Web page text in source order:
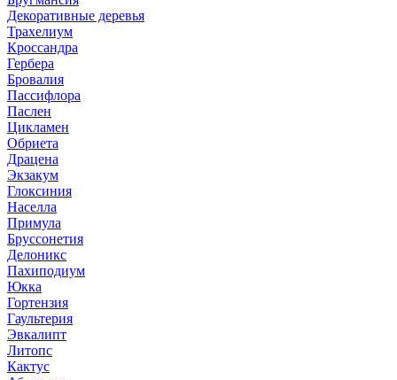
Декоративные деревья
Трахелиум
Кроссандра
Гербера
Бровалия
Пассифлора
Паслен
Цикламен
Обриета
Драцена
Экзакум
Глоксиния
Населла
Примула
Бруссонетия
Делоникс
Пахиподиум
Юкка
Гортензия
Гаультерия
Эвкалипт
Литопс
Кактус